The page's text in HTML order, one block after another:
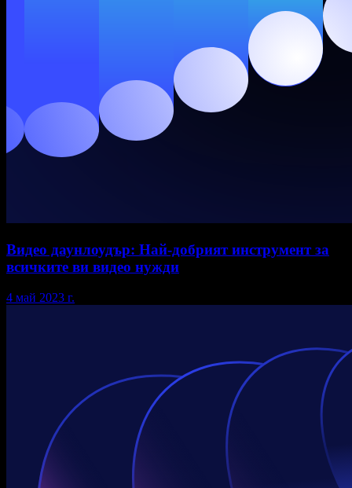
Видео даунлоудър: Най-добрият инструмент за
всичките ви видео нужди
4 май 2023 г.